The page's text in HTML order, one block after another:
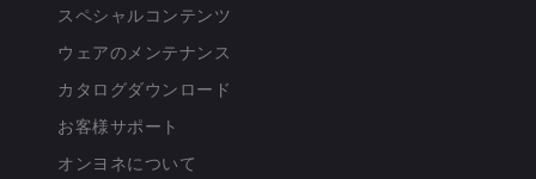
スペシャルコンテンツ
ウェアのメンテナンス
カタログダウンロード
お客様サポート
オンヨネについて